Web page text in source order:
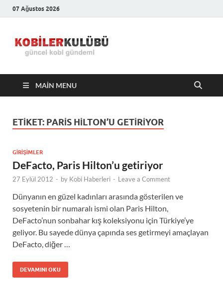
07 Ağustos 2026
Kulübü –
En Güncel
Kobi
MAIN MENU
ETIKET: PARIS HILTON’U GETIRIYOR
GIRIŞIMLER
DeFacto, Paris Hilton’u getiriyor
27 Eylül 2012 - by Kobi Haberleri - Leave a Comment
Dünyanın en güzel kadınları arasında gösterilen ve
sosyetenin bir numaralı ismi olan Paris Hilton,
DeFacto’nun sonbahar kış koleksiyonu için Türkiye’ye
geliyor. Bu sayede dünya çapında ses getirmeyi amaçlayan
DeFacto, diğer …
DEVAMINI OKU